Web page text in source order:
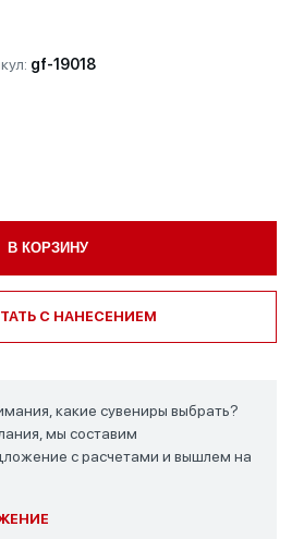
gf-19018
В КОРЗИНУ
С НАНЕСЕНИЕМ
какие сувениры выбрать?
мы составим
с расчетами и вышлем на